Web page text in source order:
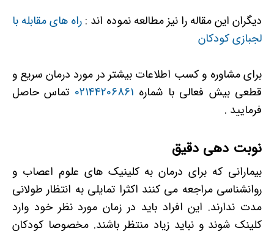
دیگران این مقاله را نیز مطالعه نموده اند : راه های مقابله با
لجبازی کودکان
برای مشاوره و کسب اطلاعات بیشتر در مورد درمان سریع و
قطعی بیش فعالی با شماره 02144206861 تماس حاصل
فرمایید .
نوبت دهی دقیق
بیمارانی که برای درمان به کلینیک های علوم اعصاب و
روانشناسی مراجعه می کنند اکثرا تمایلی به انتظار طولانی
مدت ندارند. این افراد باید در زمان مورد نظر خود وارد
کلینک شوند و نباید زیاد منتظر باشند. مخصوصا کودکان